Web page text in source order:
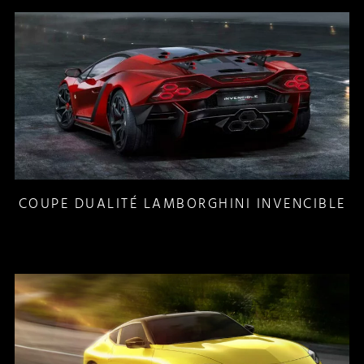
COUPE DUALITÉ LAMBORGHINI INVENCIBLE